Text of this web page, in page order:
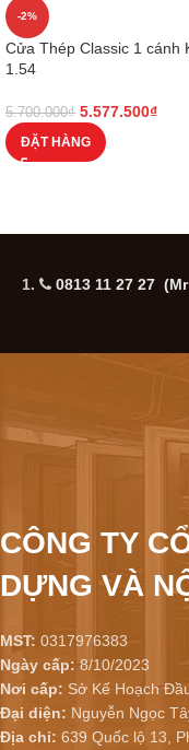
-2%
Cửa Thép Classic 1 cánh
1.54
5.700.000₫ 5.577.500₫
ĐẶT HÀNG
1. 0813 11 27 27
CÔNG TY
DỰNG VÀ
MST: 0317976383
Ngày cấp:8/10/2023
Nơi cấp: Sở Kế Hoạch
Đại diện: Nguyễn Ngọc
Địa chỉ: 639 Quốc lộ 13,